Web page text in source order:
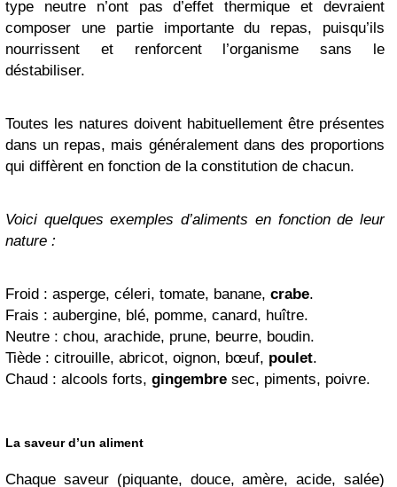
type neutre n’ont pas d’effet thermique et devraient
composer une partie importante du repas, puisqu’ils
nourrissent et renforcent l’organisme sans le
déstabiliser.
Toutes les natures doivent habituellement être présentes
dans un repas, mais généralement dans des proportions
qui diffèrent en fonction de la constitution de chacun.
Voici quelques exemples d’aliments en fonction de leur
nature :
Froid : asperge, céleri, tomate, banane, crabe.
Frais : aubergine, blé, pomme, canard, huître.
Neutre : chou, arachide, prune, beurre, boudin.
Tiède : citrouille, abricot, oignon, bœuf, poulet.
Chaud : alcools forts, gingembre sec, piments, poivre.
La saveur d’un aliment
Chaque saveur (piquante, douce, amère, acide, salée)